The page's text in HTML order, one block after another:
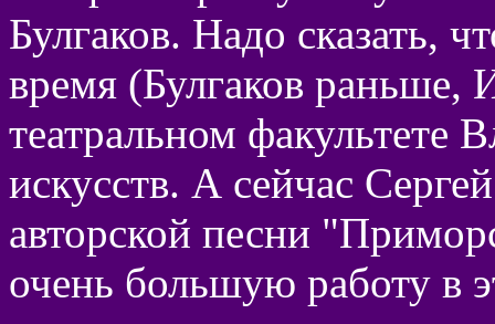
Булгаков. Надо сказать,
время (Булгаков раньше,
театральном факультете
искусств. А сейчас
авторской песни
очень большую работу в